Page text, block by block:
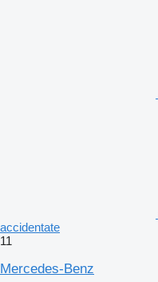
accidentate
11
Mercedes-Benz